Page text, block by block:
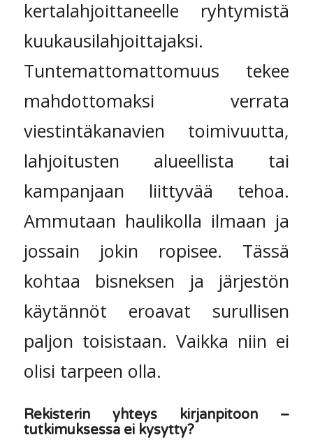
kertalahjoittaneelle ryhtymistä
kuukausilahjoittajaksi.
Tuntemattomattomuus tekee
mahdottomaksi verrata
viestintäkanavien toimivuutta,
lahjoitusten alueellista tai
kampanjaan liittyvää tehoa.
Ammutaan haulikolla ilmaan ja
jossain jokin ropisee. Tässä
kohtaa bisneksen ja järjestön
käytännöt eroavat surullisen
paljon toisistaan. Vaikka niin ei
olisi tarpeen olla.
Rekisterin yhteys kirjanpitoon –
tutkimuksessa ei kysytty?